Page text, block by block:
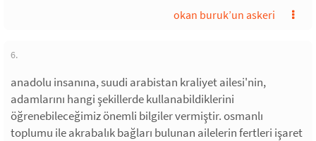
okan buruk’un askeri
6.
anadolu insanına, suudi arabistan kraliyet ailesi'nin,
adamlarını hangi şekillerde kullanabildiklerini
öğrenebileceğimiz önemli bilgiler vermiştir. osmanlı
toplumu ile akrabalık bağları bulunan ailelerin fertleri işaret